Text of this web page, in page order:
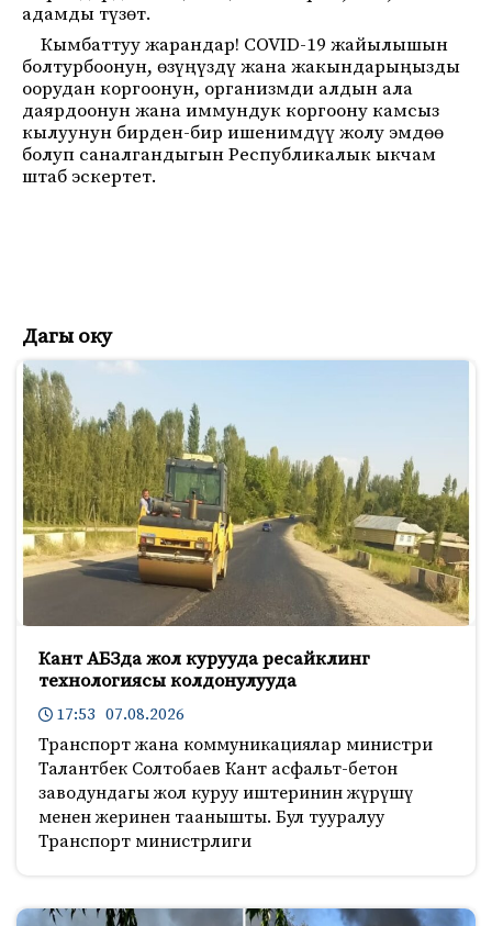
адамды түзөт.
Кымбаттуу жарандар! COVID-19 жайылышын
болтурбоонун, өзүңүздү жана жакындарыңызды
оорудан коргоонун, организмди алдын ала
даярдоонун жана иммундук коргоону камсыз
кылуунун бирден-бир ишенимдүү жолу эмдөө
болуп саналгандыгын Республикалык ыкчам
штаб эскертет.
Дагы оку
Кант АБЗда жол курууда ресайклинг
технологиясы колдонулууда
17:53 07.08.2026
Транспорт жана коммуникациялар министри
Талантбек Солтобаев Кант асфальт-бетон
заводундагы жол куруу иштеринин жүрүшү
менен жеринен таанышты. Бул тууралуу
Транспорт министрлиги